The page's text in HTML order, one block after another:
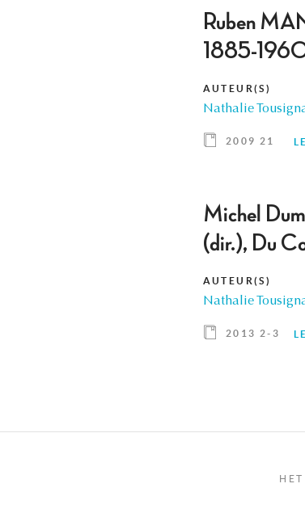
Ruben
1885-
AUTEUR(S)
Nathalie
2009 21
Michel
(dir.), Du
AUTEUR(S)
Nathalie
2013 2-3